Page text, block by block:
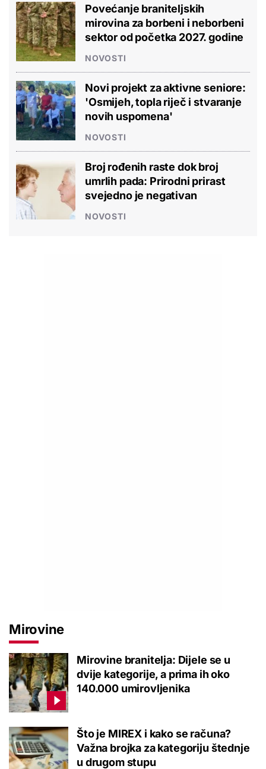
Povećanje braniteljskih
mirovina za borbeni i neborbeni
sektor od početka 2027. godine
NOVOSTI
Novi projekt za aktivne seniore:
'Osmijeh, topla riječ i stvaranje
novih uspomena'
NOVOSTI
Broj rođenih raste dok broj
umrlih pada: Prirodni prirast
svejedno je negativan
NOVOSTI
Mirovine
Mirovine branitelja: Dijele se u
dvije kategorije, a prima ih oko
140.000 umirovljenika
Što je MIREX i kako se računa?
Važna brojka za kategoriju štednje
u drugom stupu